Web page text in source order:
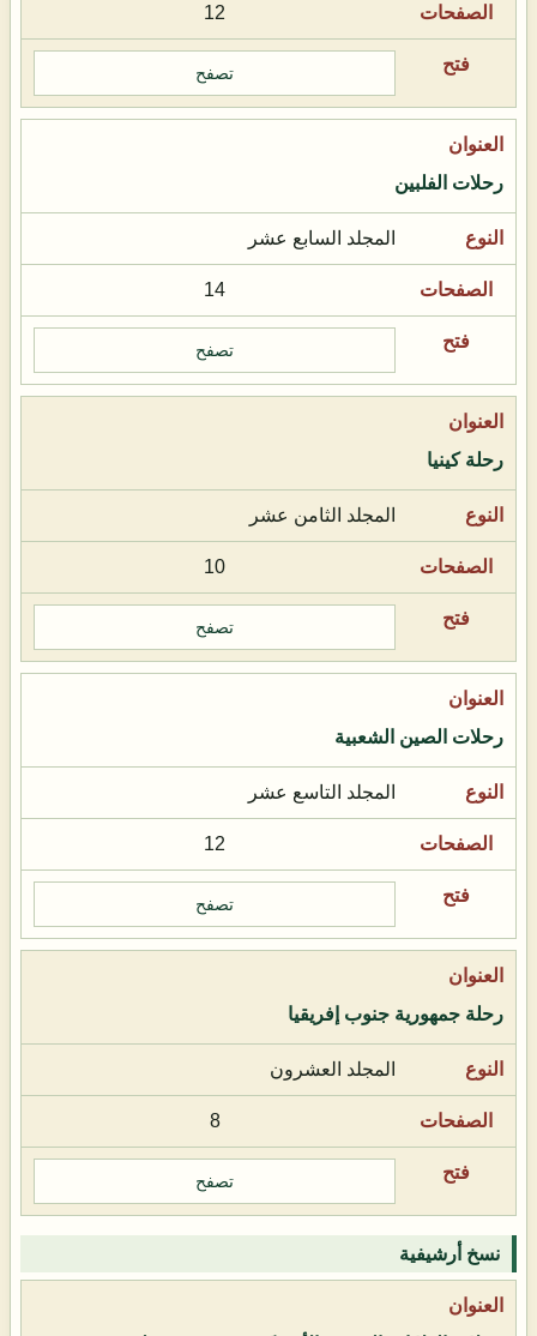
12
تصفح
رحلات الفلبين
المجلد السابع عشر
14
تصفح
رحلة كينيا
المجلد الثامن عشر
10
تصفح
رحلات الصين الشعبية
المجلد التاسع عشر
12
تصفح
رحلة جمهورية جنوب إفريقيا
المجلد العشرون
8
تصفح
نسخ أرشيفية